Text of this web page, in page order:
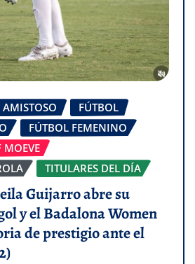
AMISTOSO
FÚTBOL
FÚTBOL FEMENINO
MOEVE
TITULARES DEL DÍA
Guijarro abre su
y el Badalona Women
de prestigio ante el